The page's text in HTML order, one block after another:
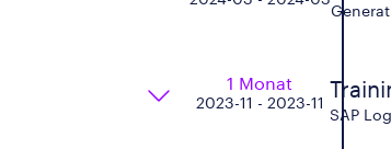
1 Monat
2023-11 - 2023-11
SAP